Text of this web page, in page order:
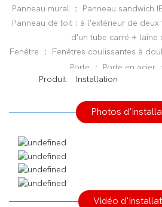
Panneau mural ： Panneau sandwich
Panneau de toit : à l'extérieur de
d'un tube carré + laine
Fenêtre ： Fenêtres coulissantes à
Porte ： Porte en acier
Produit Installation
Photos
Vidéo